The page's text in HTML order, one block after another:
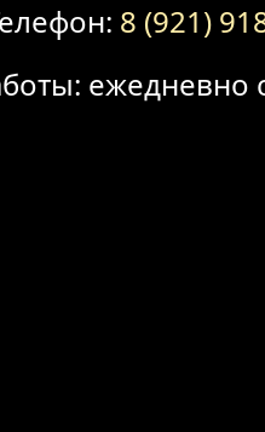
8 (921)
ежедневно